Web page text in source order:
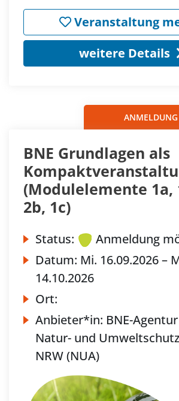
Veranstaltung
weitere Details
BNE Grundlagen als
(Modulelemente 1a,
2b, 1c)
Status:
Anmeldung
Datum: Mi. 16.09.2026 –
14.10.2026
Ort:
Anbieter*in: BNE-
Natur- und
NRW (NUA)